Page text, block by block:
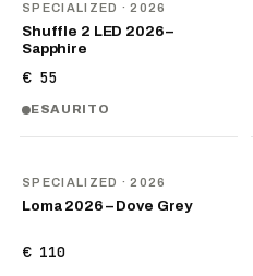
SPECIALIZED · 2026
Shuffle 2 LED 2026 –
Sapphire
€ 55
ESAURITO
SPECIALIZED · 2026
Loma 2026 – Dove Grey
€ 110